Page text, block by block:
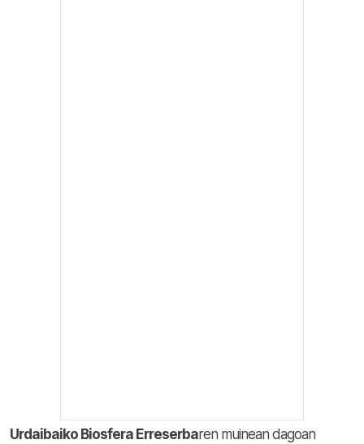
Urdaibaiko Biosfera Erreserbaren muinean dagoan